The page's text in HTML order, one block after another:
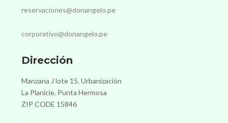
reservaciones@donangelo.pe
corporativo@donangelo.pe
Dirección
Manzana J lote 15. Urbanización
La Planicie. Punta Hermosa
ZIP CODE 15846